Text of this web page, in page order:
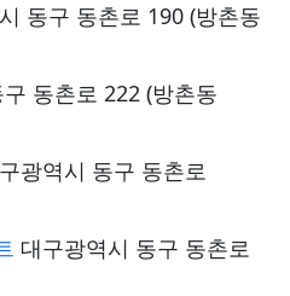
동구 동촌로 190 (방촌동
동촌로 222 (방촌동
광역시 동구 동촌로
대구광역시 동구 동촌로